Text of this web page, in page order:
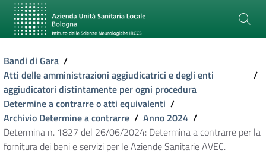
Bandi di Gara /
Atti delle amministrazioni aggiudicatrici e degli enti
aggiudicatori distintamente per ogni procedura
/
Determine a contrarre o atti equivalenti /
Archivio Determine a contrarre / Anno 2024 /
Determina n. 1827 del 26/06/2024: Determina a contrarre per la
fornitura dei beni e servizi per le Aziende Sanitarie AVEC.